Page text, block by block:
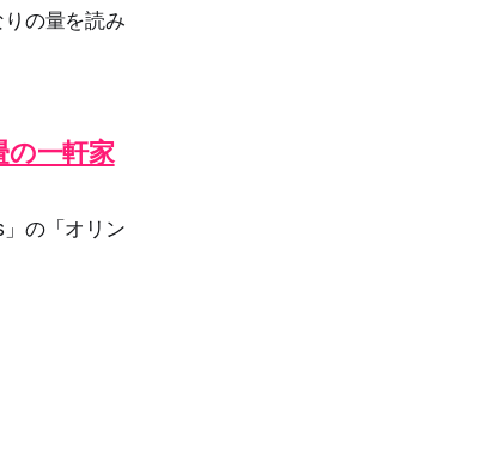
の量を読み
の一軒家
の「オリン